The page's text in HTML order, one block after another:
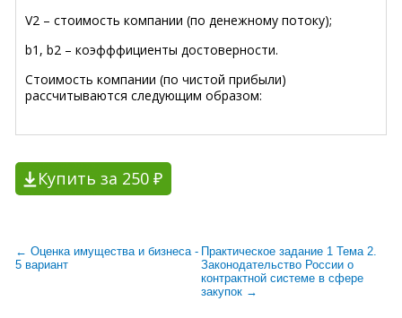
V2 – стоимость компании (по денежному потоку);
b1, b2 – коэфффициенты достоверности.
Стоимость компании (по чистой прибыли)
рассчитываются следующим образом:
Купить за 250 ₽
← Оценка имущества и бизнеса -
5 вариант
Практическое задание 1 Тема 2.
Законодательство России о
контрактной системе в сфере
закупок →